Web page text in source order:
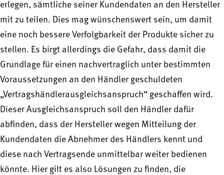
erlegen, sämtliche seiner Kundendaten an den Hersteller
mit zu teilen. Dies mag wünschenswert sein, um damit
eine noch bessere Verfolgbarkeit der Produkte sicher zu
stellen. Es birgt allerdings die Gefahr, dass damit die
Grundlage für einen nachvertraglich unter bestimmten
Voraussetzungen an den Händler geschuldeten
„Vertragshändlerausgleichsanspruch“ geschaffen wird.
Dieser Ausgleichsanspruch soll den Händler dafür
abfinden, dass der Hersteller wegen Mitteilung der
Kundendaten die Abnehmer des Händlers kennt und
diese nach Vertragsende unmittelbar weiter bedienen
könnte. Hier gilt es also Lösungen zu finden, die